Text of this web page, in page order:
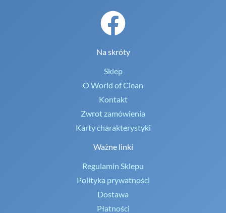
Na skróty
Sklep
O World of Clean
Kontakt
Zwrot zamówienia
Karty charakterystyki
Ważne linki
Regulamin Sklepu
Polityka prywatności
Dostawa
Płatności